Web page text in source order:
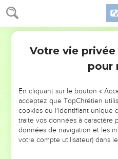
Néhémie 2
16 Les magistrats ignoraient où
Jusqu’à ce moment, je
sacrificateurs, ni aux grands, ni
qui avaient une fonction
Je leur dis alors : Vous
Jérusalem est détruite, et ses
serons plus dans le déshonneur.
Et je leur racontai comment
était sur moi, et quelles paroles
dirent : Levons-nous et
Votre vie
pour
En cliquant sur le bouton «
acceptez que TopChrétien
cookies ou l'identifiant unique
traite vos données à caractère
données de navigation et les
votre compte utilisateur) dans